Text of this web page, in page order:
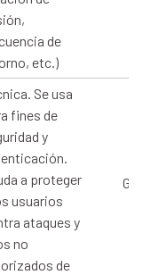
de
etc.)
Se usa
fines de
y
a proteger
usuarios
ataques y
no
de